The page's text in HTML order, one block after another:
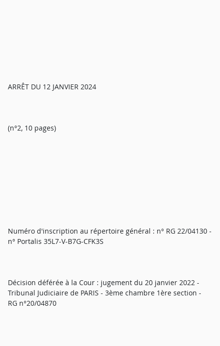
ARRÊT DU 12 JANVIER 2024
(n°2, 10 pages)
Numéro d'inscription au répertoire général : n° RG 22/04130 -
n° Portalis 35L7-V-B7G-CFK3S
Décision déférée à la Cour : jugement du 20 janvier 2022 -
Tribunal Judiciaire de PARIS - 3ème chambre 1ère section -
RG n°20/04870